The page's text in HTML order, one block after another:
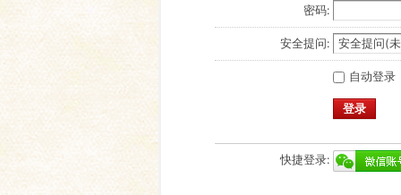
密码:
安全提问:
自动登录
登录
快捷登录: